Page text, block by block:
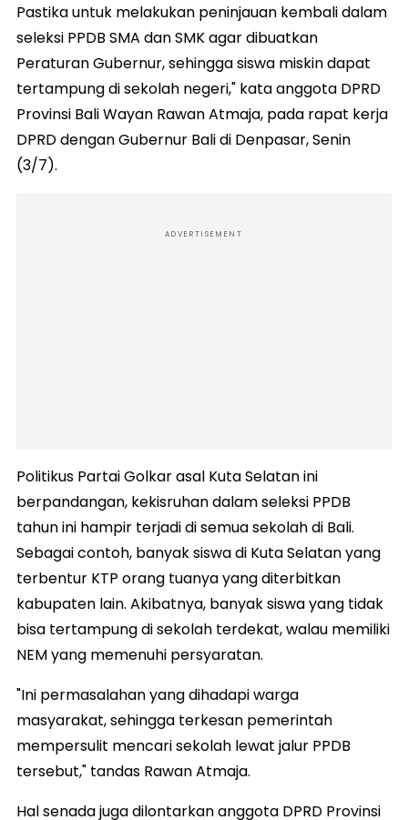
Pastika untuk melakukan peninjauan kembali dalam
seleksi PPDB SMA dan SMK agar dibuatkan
Peraturan Gubernur, sehingga siswa miskin dapat
tertampung di sekolah negeri," kata anggota DPRD
Provinsi Bali Wayan Rawan Atmaja, pada rapat kerja
DPRD dengan Gubernur Bali di Denpasar, Senin
(3/7).
ADVERTISEMENT
Politikus Partai Golkar asal Kuta Selatan ini
berpandangan, kekisruhan dalam seleksi PPDB
tahun ini hampir terjadi di semua sekolah di Bali.
Sebagai contoh, banyak siswa di Kuta Selatan yang
terbentur KTP orang tuanya yang diterbitkan
kabupaten lain. Akibatnya, banyak siswa yang tidak
bisa tertampung di sekolah terdekat, walau memiliki
NEM yang memenuhi persyaratan.
"Ini permasalahan yang dihadapi warga
masyarakat, sehingga terkesan pemerintah
mempersulit mencari sekolah lewat jalur PPDB
tersebut," tandas Rawan Atmaja.
Hal senada juga dilontarkan anggota DPRD Provinsi